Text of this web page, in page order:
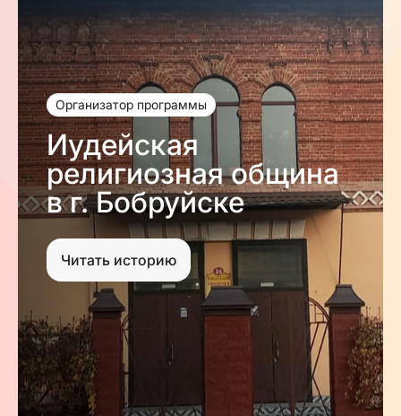
Организатор программы
Иудейская
религиозная община
в г. Бобруйске
Читать историю